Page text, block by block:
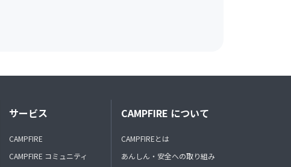
サービス
CAMPFIRE
CAMPFIRE コミュニティ
CAMPFIRE について
CAMPFIREとは
あんしん・安全への取り組み